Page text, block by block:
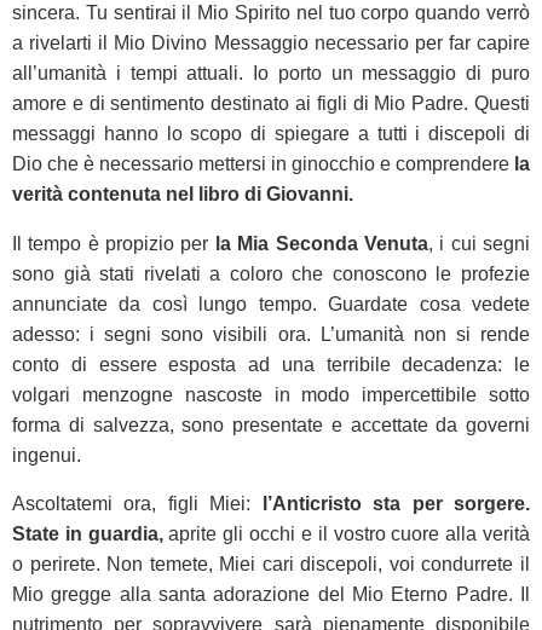
sincera. Tu sentirai il Mio Spirito nel tuo corpo quando verrò
a rivelarti il Mio Divino Messaggio necessario per far capire
all’umanità i tempi attuali. Io porto un messaggio di puro
amore e di sentimento destinato ai figli di Mio Padre. Questi
messaggi hanno lo scopo di spiegare a tutti i discepoli di
Dio che è necessario mettersi in ginocchio e comprendere la
verità contenuta nel libro di Giovanni.
Il tempo è propizio per la Mia Seconda Venuta, i cui segni
sono già stati rivelati a coloro che conoscono le profezie
annunciate da così lungo tempo. Guardate cosa vedete
adesso: i segni sono visibili ora. L’umanità non si rende
conto di essere esposta ad una terribile decadenza: le
volgari menzogne nascoste in modo impercettibile sotto
forma di salvezza, sono presentate e accettate da governi
ingenui.
Ascoltatemi ora, figli Miei:
l’Anticristo sta per sorgere.
State in guardia,aprite gli occhi e il vostro cuore alla verità
o perirete. Non temete, Miei cari discepoli, voi condurrete il
Mio gregge alla santa adorazione del Mio Eterno Padre. Il
nutrimento per sopravvivere sarà pienamente disponibile